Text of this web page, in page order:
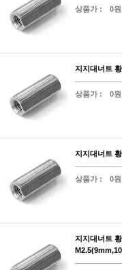
상품가 : 0원
지지대너트
상품가 : 0원
지지대너트
상품가 : 0원
지지대너트